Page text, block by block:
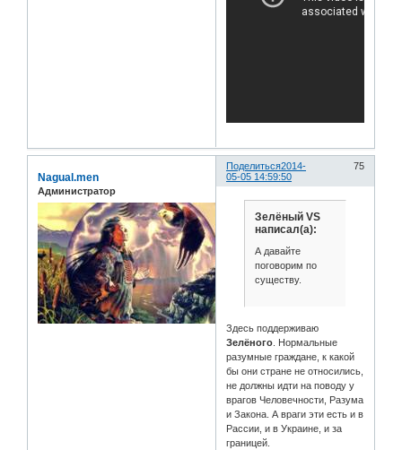
Поделиться 75
2014-
05-05 14:59:50
Nagual.men
Администратор
Зелёный VS
написал(а):
А давайте
поговорим по
существу.
Здесь поддерживаю
Зелёного . Нормальные
разумные граждане, к какой
бы они стране не относились,
не должны идти на поводу у
врагов Человечности, Разума
и Закона. А враги эти есть и в
Рассии, и в Украине, и за
границей.